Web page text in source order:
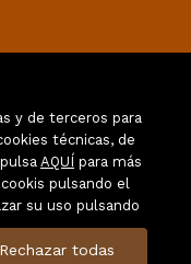
y de terceros para
técnicas, de
AQUÍ para más
pulsando el
su uso pulsando
Rechazar todas